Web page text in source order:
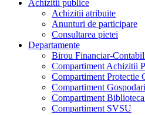
Achizitii publice
Achizitii atribuite
Anunturi de participare
Consultarea pietei
Departamente
Birou Financiar-
Compartiment Achizitii
Compartiment Protectie
Compartiment
Compartiment
Compartiment SVSU